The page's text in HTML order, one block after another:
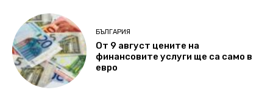
БЪЛГАРИЯ
От 9 август цените на
финансовите услуги ще са само в
евро